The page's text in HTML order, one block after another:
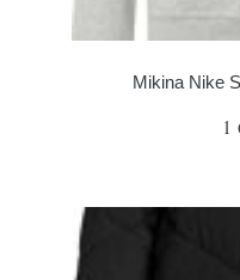
Mikina Nike
1